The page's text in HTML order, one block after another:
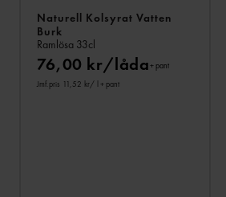
Naturell Kolsyrat Vatten
Burk
Ramlösa 33cl
76,00 kr/låda+ pant
Jmf.pris 11,52 kr/ l + pant